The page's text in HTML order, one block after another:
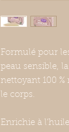
Formulé pour
peau sensible,
nettoyant 100
le corps.
Enrichie à